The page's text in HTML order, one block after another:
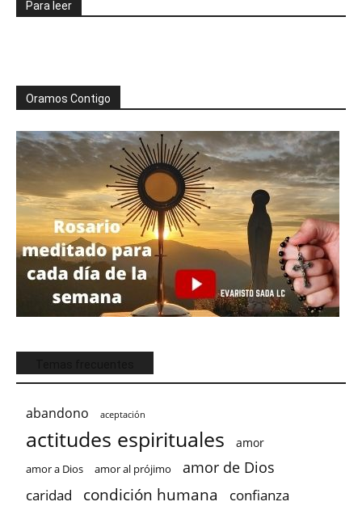
Para leer
Oramos Contigo
abandono aceptación
actitudes espirituales amor
amor a Dios amor al prójimo amor de Dios
caridad condición humana confianza